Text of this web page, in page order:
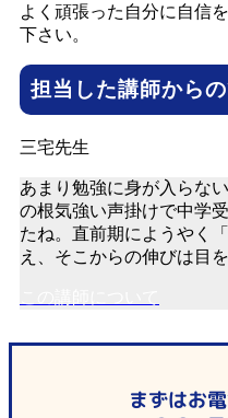
よく頑張った自分に自信
下さい。
担当した講師から
あまり勉強に身が入らな
の根気強い声掛けで中学
たね。直前期にようやく
え、そこからの伸びは目
まずはお